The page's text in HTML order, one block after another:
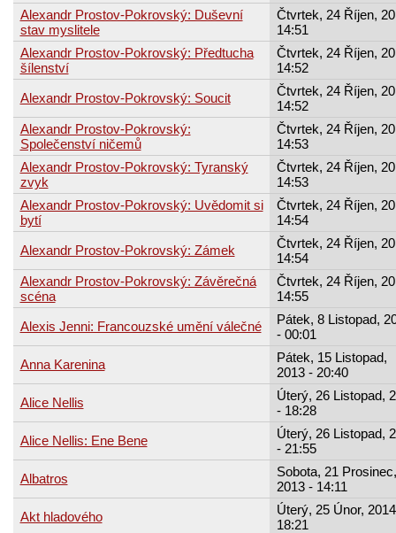
Alexandr Prostov-Pokrovský: Duševní
stav myslitele
Čtvrtek, 24 Říjen,
14:51
Alexandr Prostov-Pokrovský: Předtucha
šílenství
Čtvrtek, 24 Říjen,
14:52
Alexandr Prostov-Pokrovský: Soucit
Čtvrtek, 24 Říjen,
14:52
Alexandr Prostov-Pokrovský:
Společenství ničemů
Čtvrtek, 24 Říjen,
14:53
Alexandr Prostov-Pokrovský: Tyranský
zvyk
Čtvrtek, 24 Říjen,
14:53
Alexandr Prostov-Pokrovský: Uvědomit si
bytí
Čtvrtek, 24 Říjen,
14:54
Alexandr Prostov-Pokrovský: Zámek
Čtvrtek, 24 Říjen,
14:54
Alexandr Prostov-Pokrovský: Závěrečná
scéna
Čtvrtek, 24 Říjen,
14:55
Alexis Jenni: Francouzské umění válečné
Pátek, 8 Listopad,
- 00:01
Anna Karenina
Pátek, 15 Listopad,
2013 - 20:40
Alice Nellis
Úterý, 26 Listopad,
- 18:28
Alice Nellis: Ene Bene
Úterý, 26 Listopad,
- 21:55
Albatros
Sobota, 21 Prosinec,
2013 - 14:11
Akt hladového
Úterý, 25 Únor,
18:21